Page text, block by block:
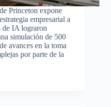
Princeton expone
empresarial a
de IA lograron
simulación de 500
avances en la toma
por parte de la